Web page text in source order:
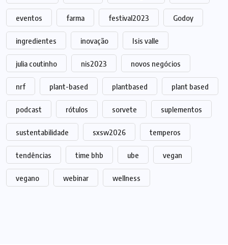
eventos farma festival2023 Godoy
ingredientes inovação Isis valle
julia coutinho nis2023 novos negócios
nrf plant-based plantbased plant based
podcast rótulos sorvete suplementos
sustentabilidade sxsw2026 temperos
tendências time bhb ube vegan
vegano webinar wellness